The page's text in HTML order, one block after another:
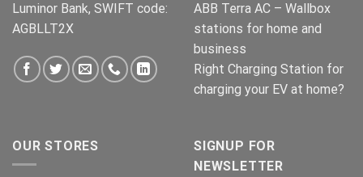
Luminor Bank, SWIFT code:
AGBLLT2X
ABB Terra AC – Wallbox
stations for home and
business
Right Charging Station for
charging your EV at home?
OUR STORES
SIGNUP FOR
NEWSLETTER